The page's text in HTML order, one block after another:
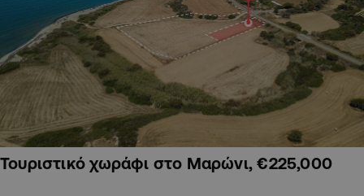
Τουριστικό χωράφι στο Μαρώνι, €225,000